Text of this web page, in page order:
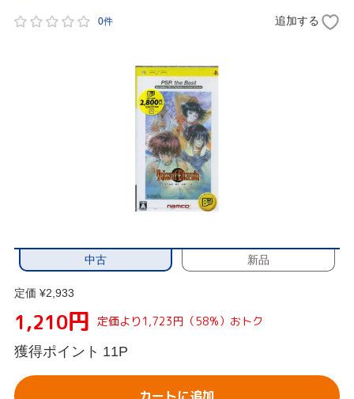
0件 追加する
中古 新品
定価 ¥2,933
1,210円 定価より1,723円（58%）おトク
獲得ポイント 11P